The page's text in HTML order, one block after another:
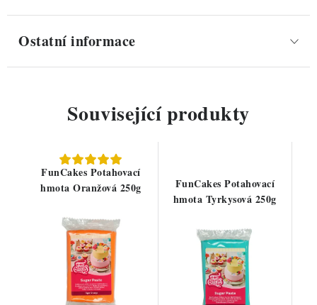
Ostatní informace
Související produkty
FunCakes Potahovací
hmota Oranžová 250g
FunCakes Potahovací
hmota Tyrkysová 250g